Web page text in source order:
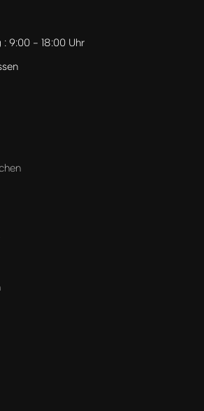
9:00 - 18:00 Uhr